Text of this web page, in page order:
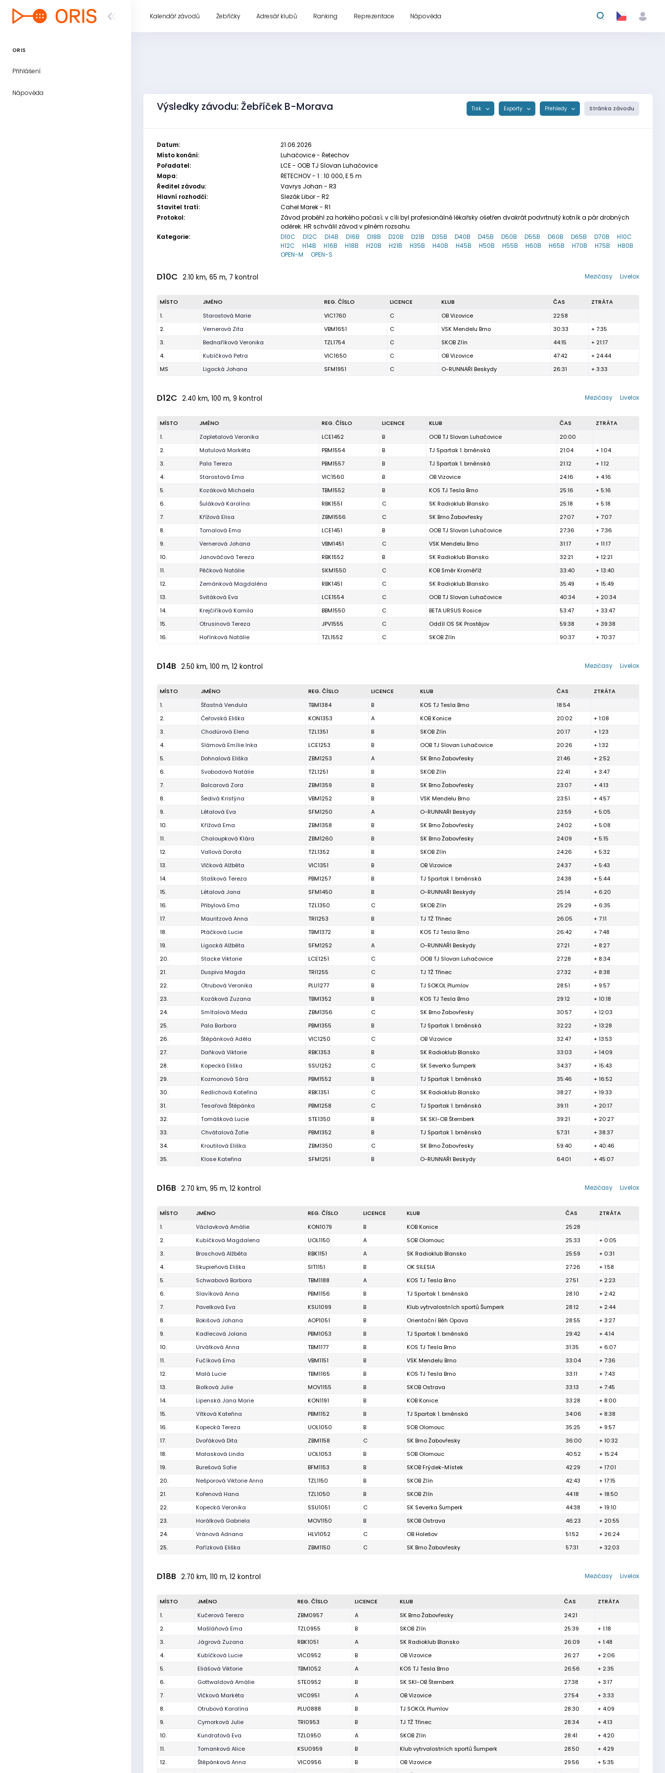
ORIS
Přihlášení
Nápověda
Kalendář závodů Žebříčky Adresář klubů Ranking Reprezentace Nápověda
Výsledky závodu: Žebříček B-Morava Tisk Exporty Přehledy Stránka závodu
Datum:
21.06.2026
Místo konání:
Luhačovice - Řetechov
Pořadatel:
LCE - OOB TJ Slovan Luhačovice
Mapa:
ŘETECHOV - 1 : 10 000, E 5 m
Ředitel závodu:
Vavrys Johan - R3
Hlavní rozhodčí:
Slezák Libor - R2
Stavitel tratí:
Cahel Marek - R1
Protokol:
Závod proběhl za horkého počasí; v cíli byl profesionálně lékařsky ošetřen dvakrát podvrtnutý kotník a pár drobných
oděrek. HR schválil závod v plném rozsahu.
Kategorie:
D10C D12C D14B D16B D18B D20B D21B D35B D40B D45B D50B D55B D60B D65B D70B
H10C
H12C
H14B H16B H18B H20B H21B H35B H40B H45B H50B H55B H60B H65B H70B H75B
H80B
OPEN-M
OPEN-S
D10C 2.10 km, 65 m, 7 kontrol Livelox
Mezičasy
MÍSTO JMÉNO REG. ČÍSLO LICENCE KLUB ČAS
ZTRÁTA
1.
Starostová Marie VIC1760 C OB Vizovice
22:58
2.
Vernerová Zita VBM1651 C VSK Mendelu Brno 30:33
+ 7:35
3.
Bednaříková Veronika TZL1754 C SKOB Zlín 44:15
+ 21:17
4.
Kubíčková Petra VIC1650 C OB Vizovice 47:42
+ 24:44
MS
Ligocká Johana SFM1951 C O-RUNNAŘI Beskydy 26:31 + 3:33
D12C 2.40 km, 100 m, 9 kontrol Livelox
Mezičasy
MÍSTO JMÉNO REG. ČÍSLO LICENCE KLUB ČAS
ZTRÁTA
1.
Zapletalová Veronika LCE1452 B OOB TJ Slovan Luhačovice
20:00
2.
Matulová Markéta PBM1554 B TJ Spartak 1. brněnská 21:04
+ 1:04
3.
Pala Tereza PBM1557 B TJ Spartak 1. brněnská 21:12
+ 1:12
4.
Starostová Ema VIC1560 B OB Vizovice 24:16
+ 4:16
5.
Kozáková Michaela TBM1552 B KOS TJ Tesla Brno 25:16
+ 5:16
6.
Šuláková Karolína RBK1551 C SK Radioklub Blansko 25:18
+ 5:18
7.
Křížová Elisa ZBM1556 C SK Brno Žabovřesky 27:07
+ 7:07
8.
Tomalová Ema LCE1451 B OOB TJ Slovan Luhačovice 27:36
+ 7:36
9.
Vernerová Johana VBM1451 C VSK Mendelu Brno 31:17
+ 11:17
10.
Janováčová Tereza RBK1552 B SK Radioklub Blansko 32:21
+ 12:21
11.
Pěčková Natálie SKM1550 C KOB Směr Kroměříž 33:40
+ 13:40
12.
Zemánková Magdaléna RBK1451 C SK Radioklub Blansko 35:49
+ 15:49
13.
Svitáková Eva LCE1554 C OOB TJ Slovan Luhačovice 40:34
+ 20:34
14.
Krejčiříková Kamila BBM1550 C BETA URSUS Rosice 53:47
+ 33:47
15.
Otrusinová Tereza JPV1555 C Oddíl OS SK Prostějov 59:38
+ 39:38
16.
Hořínková Natálie TZL1552 C SKOB Zlín 90:37 + 70:37
D14B 2.50 km, 100 m, 12 kontrol Livelox
Mezičasy
MÍSTO JMÉNO REG. ČÍSLO LICENCE KLUB ČAS
ZTRÁTA
1.
Šťastná Vendula TBM1384 B KOS TJ Tesla Brno
18:54
2.
Čeřovská Eliška KON1353 A KOB Konice 20:02
+ 1:08
3.
Chodúrová Elena TZL1351 B SKOB Zlín 20:17
+ 1:23
4.
Slámová Emílie Inka LCE1253 B OOB TJ Slovan Luhačovice 20:26
+ 1:32
5.
Dohnalová Eliška ZBM1253 A SK Brno Žabovřesky 21:46
+ 2:52
6.
Svobodová Natálie TZL1251 B SKOB Zlín 22:41
+ 3:47
7.
Balcarová Zora ZBM1359 B SK Brno Žabovřesky 23:07
+ 4:13
8.
Šedivá Kristýna VBM1252 B VSK Mendelu Brno 23:51
+ 4:57
9.
Létalová Eva SFM1250 A O-RUNNAŘI Beskydy 23:59
+ 5:05
10.
Křížová Ema ZBM1358 B SK Brno Žabovřesky 24:02
+ 5:08
11.
Chaloupková Klára ZBM1260 B SK Brno Žabovřesky 24:09
+ 5:15
12.
Vallová Dorota TZL1352 B SKOB Zlín 24:26
+ 5:32
13.
Vlčková Alžběta VIC1351 B OB Vizovice 24:37
+ 5:43
14.
Stašková Tereza PBM1257 B TJ Spartak 1. brněnská 24:38
+ 5:44
15.
Létalová Jana SFM1450 B O-RUNNAŘI Beskydy 25:14
+ 6:20
16.
Přibylová Ema TZL1350 C SKOB Zlín 25:29
+ 6:35
17.
Mauritzová Anna TRI1253 B TJ TŽ Třinec 26:05
+ 7:11
18.
Ptáčková Lucie TBM1372 B KOS TJ Tesla Brno 26:42
+ 7:48
19.
Ligocká Alžběta SFM1252 A O-RUNNAŘI Beskydy 27:21
+ 8:27
20.
Stacke Viktorie LCE1251 C OOB TJ Slovan Luhačovice 27:28
+ 8:34
21.
Duspiva Magda TRI1255 C TJ TŽ Třinec 27:32
+ 8:38
22.
Otrubová Veronika PLU1277 B TJ SOKOL Plumlov 28:51
+ 9:57
23.
Kozáková Zuzana TBM1352 B KOS TJ Tesla Brno 29:12
+ 10:18
24.
Smítalová Meda ZBM1356 C SK Brno Žabovřesky 30:57
+ 12:03
25.
Pala Barbora PBM1355 B TJ Spartak 1. brněnská 32:22
+ 13:28
26.
Štěpánková Adéla VIC1250 C OB Vizovice 32:47
+ 13:53
27.
Daňková Viktorie RBK1353 B SK Radioklub Blansko 33:03
+ 14:09
28.
Kopecká Eliška SSU1252 C SK Severka Šumperk 34:37
+ 15:43
29.
Kozmonová Sára PBM1552 B TJ Spartak 1. brněnská 35:46
+ 16:52
30.
Redlichová Kateřina RBK1351 C SK Radioklub Blansko 38:27
+ 19:33
31.
Tesařová Štěpánka PBM1258 C TJ Spartak 1. brněnská 39:11
+ 20:17
32.
Tomášková Lucie STE1350 B SK SKI-OB Šternberk 39:21
+ 20:27
33.
Chvátalová Žofie PBM1352 B TJ Spartak 1. brněnská 57:31
+ 38:37
34.
Kroutilová Eliška ZBM1350 C SK Brno Žabovřesky 59:40
+ 40:46
35.
Klose Kateřina SFM1251 B O-RUNNAŘI Beskydy 64:01 + 45:07
D16B 2.70 km, 95 m, 12 kontrol Livelox
Mezičasy
MÍSTO JMÉNO REG. ČÍSLO LICENCE KLUB ČAS
ZTRÁTA
1.
Václavková Amálie KON1079 B KOB Konice
25:28
2.
Kubíčková Magdalena UOL1150 A SOB Olomouc 25:33
+ 0:05
3.
Broschová Alžběta RBK1151 A SK Radioklub Blansko 25:59
+ 0:31
4.
Skupieńová Eliška SIT1151 B OK SILESIA 27:26
+ 1:58
5.
Schwabová Barbora TBM1188 A KOS TJ Tesla Brno 27:51
+ 2:23
6.
Slavíková Anna PBM1156 B TJ Spartak 1. brněnská 28:10
+ 2:42
7.
Pavelková Eva KSU1099 B Klub vytrvalostních sportů Šumperk 28:12
+ 2:44
8.
Bokišová Johana AOP1051 B Orientační Běh Opava 28:55
+ 3:27
9.
Kadlecová Jolana PBM1053 B TJ Spartak 1. brněnská 29:42
+ 4:14
10.
Urválková Anna TBM1177 B KOS TJ Tesla Brno 31:35
+ 6:07
11.
Fučíková Ema VBM1151 B VSK Mendelu Brno 33:04
+ 7:36
12.
Malá Lucie TBM1165 B KOS TJ Tesla Brno 33:11
+ 7:43
13.
Biolková Julie MOV1155 B SKOB Ostrava 33:13
+ 7:45
14.
Lipenská Jana Marie KON1191 B KOB Konice 33:28
+ 8:00
15.
Vítková Kateřina PBM1152 B TJ Spartak 1. brněnská 34:06
+ 8:38
16.
Kopecká Tereza UOL1050 B SOB Olomouc 35:25
+ 9:57
17.
Dvořáková Dita ZBM1158 C SK Brno Žabovřesky 36:00
+ 10:32
18.
Malasková Linda UOL1053 B SOB Olomouc 40:52
+ 15:24
19.
Burešová Sofie BFM1153 B SKOB Frýdek-Místek 42:29
+ 17:01
20.
Nešporová Viktorie Anna TZL1150 B SKOB Zlín 42:43
+ 17:15
21.
Kořenová Hana TZL1050 B SKOB Zlín 44:18
+ 18:50
22.
Kopecká Veronika SSU1051 C SK Severka Šumperk 44:38
+ 19:10
23.
Horálková Gabriela MOV1150 B SKOB Ostrava 46:23
+ 20:55
24.
Vránová Adriana HLV1052 C OB Holešov 51:52
+ 26:24
25.
Pařízková Eliška ZBM1150 C SK Brno Žabovřesky 57:31 + 32:03
D18B 2.70 km, 110 m, 12 kontrol Livelox
Mezičasy
MÍSTO JMÉNO REG. ČÍSLO LICENCE KLUB ČAS
ZTRÁTA
1.
Kučerová Tereza ZBM0957 A SK Brno Žabovřesky
24:21
2.
Mašláňová Ema TZL0955 B SKOB Zlín 25:39
+ 1:18
3.
Jágrová Zuzana RBK1051 A SK Radioklub Blansko 26:09
+ 1:48
4.
Kubíčková Lucie VIC0952 B OB Vizovice 26:27
+ 2:06
5.
Eliášová Viktorie TBM1052 A KOS TJ Tesla Brno 26:56
+ 2:35
6.
Gottwaldová Amálie STE0952 B SK SKI-OB Šternberk 27:38
+ 3:17
7.
Vlčková Markéta VIC0951 A OB Vizovice 27:54
+ 3:33
8.
Otrubová Karolína PLU0888 B TJ SOKOL Plumlov 28:30
+ 4:09
9.
Cymorková Julie TRI0953 B TJ TŽ Třinec 28:34
+ 4:13
10.
Kundratová Eva TZL0950 A SKOB Zlín 28:41
+ 4:20
11.
Tomanková Alice KSU0959 B Klub vytrvalostních sportů Šumperk 28:50
+ 4:29
12.
Štěpánková Anna VIC0956 B OB Vizovice 29:56
+ 5:35